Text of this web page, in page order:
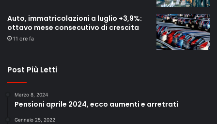
Auto, immatricolazioni a luglio +3,9%:
ottavo mese consecutivo di crescita
11 ore fa
Post Più Letti
Marzo 8, 2024
Pensioni aprile 2024, ecco aumenti e arretrati
Gennaio 25, 2022